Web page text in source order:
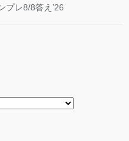
プレ8/8答え’26